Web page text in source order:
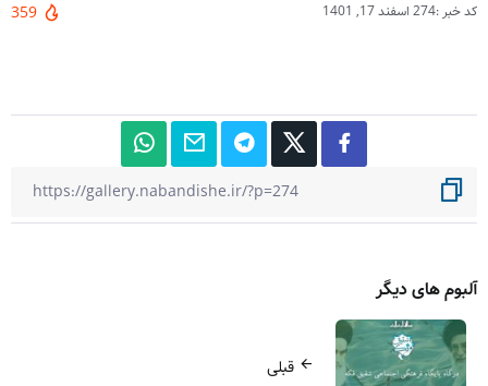
کد خبر :274 اسفند 17, 1401 359
آلبوم های دیگر
قبلی